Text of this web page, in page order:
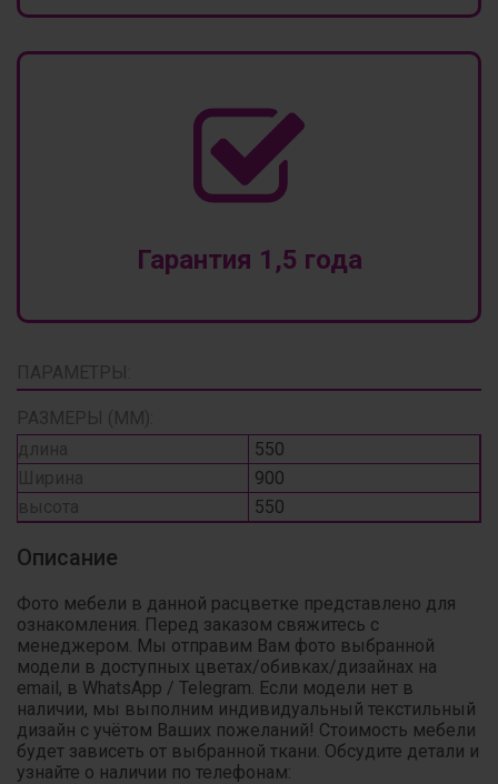
Гарантия 1,5 года
ПАРАМЕТРЫ:
РАЗМЕРЫ (ММ):
длина
550
Ширина
900
высота
550
Описание
Фото мебели в данной расцветке представлено для
ознакомления. Перед заказом свяжитесь с
менеджером. Мы отправим Вам фото выбранной
модели в доступных цветах/обивках/дизайнах на
email, в WhatsApp / Telegram. Если модели нет в
наличии, мы выполним индивидуальный текстильный
дизайн с учётом Ваших пожеланий! Стоимость мебели
будет зависеть от выбранной ткани. Обсудите детали и
узнайте о наличии по телефонам: